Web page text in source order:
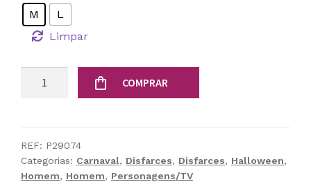
M
L
Limpar
Pop
Demon
COMPRAR
REF: P29074
Categorias: Carnaval, Disfarces, Disfarces, Halloween,
Homem, Homem, Personagens/TV